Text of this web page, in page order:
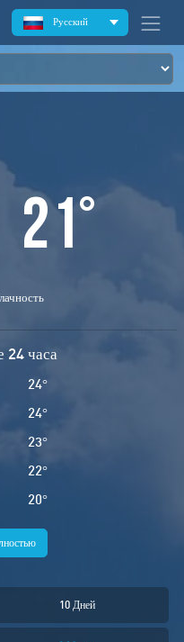
Русский
21°
часа
24°
24°
23°
22°
20°
10 Дней